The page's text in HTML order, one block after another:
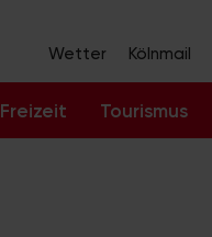
Wetter Kölnmail
Freizeit Tourismus